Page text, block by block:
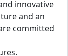
innovative
and an
committed